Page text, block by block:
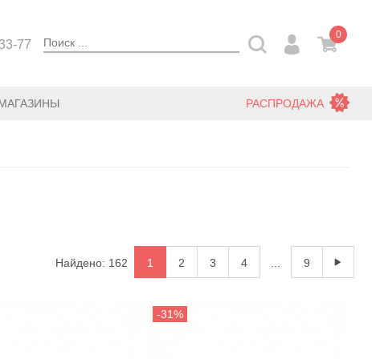
77
0
РАСПРОДАЖА
Найдено: 162
1 2 3 4 9